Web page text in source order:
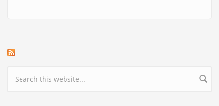
Search form